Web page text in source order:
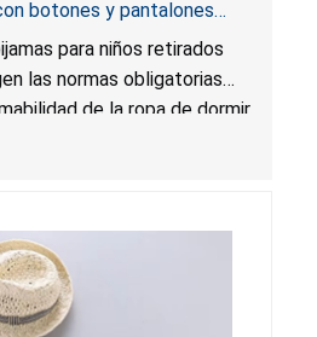
botones y pantalones
de quemadura; infringen
de inflamabilidad
para niños retirados
las normas obligatorias
de la ropa de dormir